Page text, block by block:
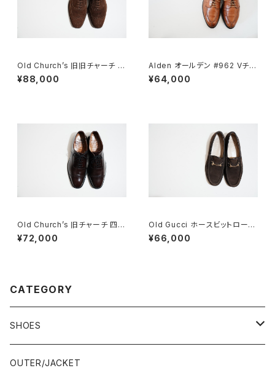
Old Church’s 旧旧チャーチ 二
都市 Buck 85D
¥88,000
Alden オールデン #962 Vチッ
プ 9.5D
¥64,000
Old Church’s 旧チャーチ 四都
市 BELMONTパンチドキャップ
トウ 85G
¥72,000
Old Gucci ホースビットローフ
ァー 35C スエードDB
¥66,000
CATEGORY
SHOES
21.5-22.0 cm
OUTER/JACKET